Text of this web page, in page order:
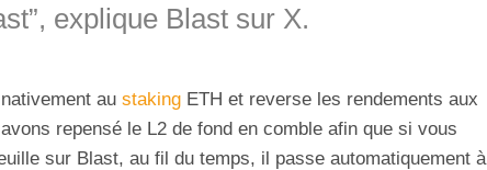
explique Blast sur X.
au staking ETH et reverse les rendements aux
repensé le L2 de fond en comble afin que si vous
sur Blast, au fil du temps, il passe automatiquement à